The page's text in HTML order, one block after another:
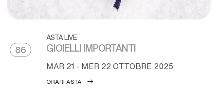
86
ASTA LIVE
GIOIELLI IMPORTANTI
MAR 21 - MER 22 OTTOBRE 2025
ORARI ASTA